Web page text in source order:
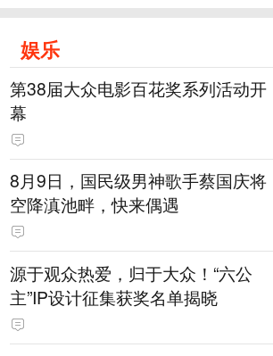
娱乐
第38届大众电影百花奖系列活动开
幕
8月9日，国民级男神歌手蔡国庆将
空降滇池畔，快来偶遇
源于观众热爱，归于大众！“六公
主”IP设计征集获奖名单揭晓